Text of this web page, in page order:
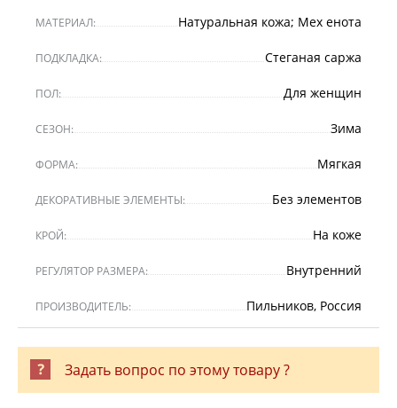
МАТЕРИАЛ: Натуральная кожа; Мех енота
ПОДКЛАДКА: Стеганая саржа
ПОЛ: Для женщин
СЕЗОН: Зима
ФОРМА: Мягкая
ДЕКОРАТИВНЫЕ ЭЛЕМЕНТЫ: Без элементов
КРОЙ: На коже
РЕГУЛЯТОР РАЗМЕРА: Внутренний
ПРОИЗВОДИТЕЛЬ: Пильников, Россия
Задать вопрос по этому товару ?